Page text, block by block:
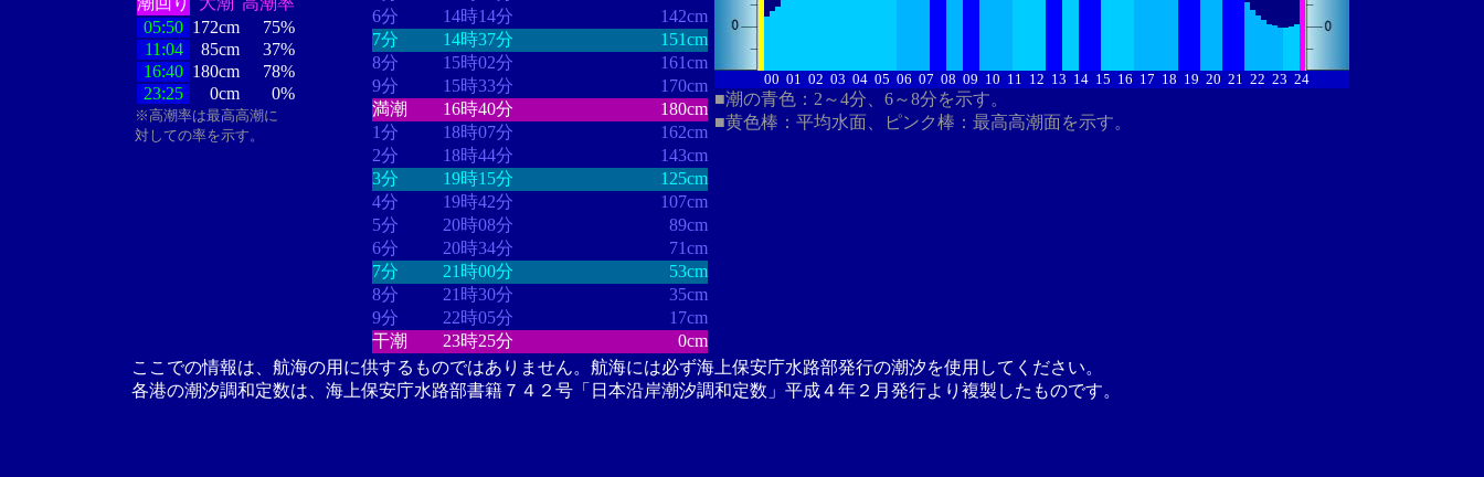
05:50 172cm
75%
11:04
85cm
37%
16:40 180cm
78%
23:25
0cm 0%
※高潮率は最高高潮に
対しての率を示す。
6分
14時14分
142cm
7分
14時37分
151cm
8分
15時02分
161cm
9分
15時33分
170cm
満潮
16時40分
180cm
1分
18時07分
162cm
2分
18時44分
143cm
3分
19時15分
125cm
4分
19時42分
107cm
5分
20時08分
89cm
6分
20時34分
71cm
7分
21時00分
53cm
8分
21時30分
35cm
9分
22時05分
17cm
干潮
23時25分 0cm
00 01 02 03 04 05 06 07 08 09 10 11 12 13 14 15 16 17 18 19 20 21 22 23 24
■潮の青色：2～4分、6～8分を示す。
■黄色棒：平均水面、ピンク棒：最高高潮面を示す。
ここでの情報は、航海の用に供するものではありません。航海には必ず海上保安庁水路部発行の潮汐を使用してください。
各港の潮汐調和定数は、海上保安庁水路部書籍７４２号「日本沿岸潮汐調和定数」平成４年２月発行より複製したものです。